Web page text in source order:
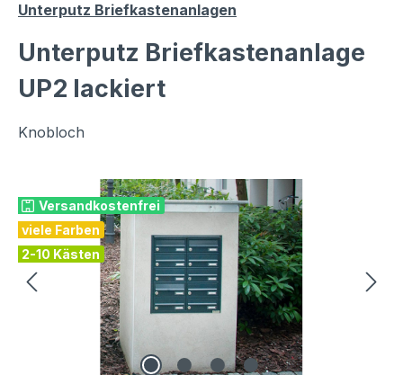
Unterputz Briefkastenanlagen
Unterputz Briefkastenanlage
UP2 lackiert
Knobloch
Versandkostenfrei
viele Farben
2-10 Kästen